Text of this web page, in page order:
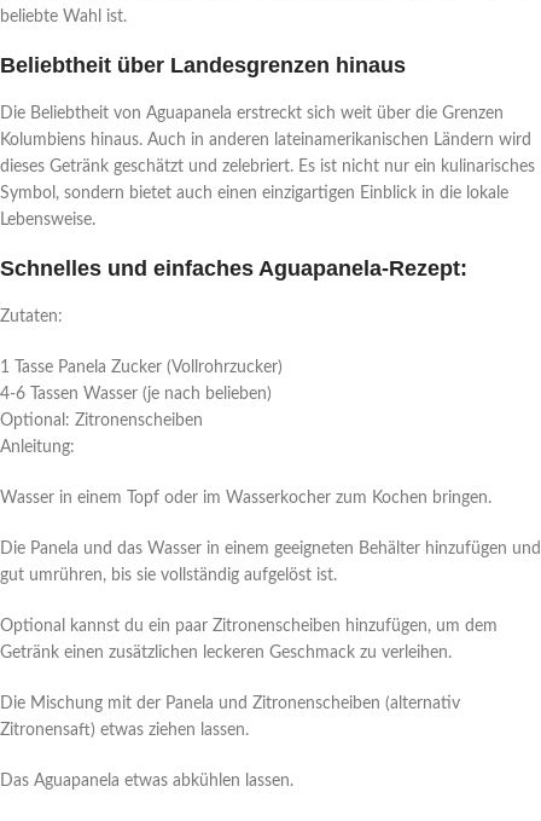
beliebte Wahl ist.
Beliebtheit über Landesgrenzen hinaus
Die Beliebtheit von Aguapanela erstreckt sich weit über die Grenzen
Kolumbiens hinaus. Auch in anderen lateinamerikanischen Ländern wird
dieses Getränk geschätzt und zelebriert. Es ist nicht nur ein kulinarisches
Symbol, sondern bietet auch einen einzigartigen Einblick in die lokale
Lebensweise.
Schnelles und einfaches Aguapanela-Rezept:
Zutaten:
1 Tasse Panela Zucker (Vollrohrzucker)
4-6 Tassen Wasser (je nach belieben)
Optional: Zitronenscheiben
Anleitung:
Wasser in einem Topf oder im Wasserkocher zum Kochen bringen.
Die Panela und das Wasser in einem geeigneten Behälter hinzufügen und
gut umrühren, bis sie vollständig aufgelöst ist.
Optional kannst du ein paar Zitronenscheiben hinzufügen, um dem
Getränk einen zusätzlichen leckeren Geschmack zu verleihen.
Die Mischung mit der Panela und Zitronenscheiben (alternativ
Zitronensaft) etwas ziehen lassen.
Das Aguapanela etwas abkühlen lassen.